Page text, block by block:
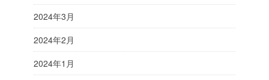
2024年3月
2024年2月
2024年1月